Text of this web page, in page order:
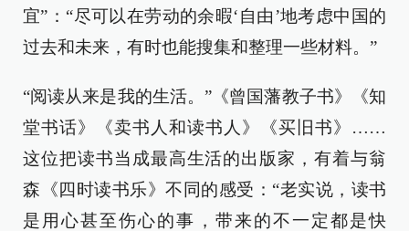
宜”：“尽可以在劳动的余暇‘自由’地考虑中国的
过去和未来，有时也能搜集和整理一些材料。”
“阅读从来是我的生活。”《曾国藩教子书》《知
堂书话》《卖书人和读书人》《买旧书》……
这位把读书当成最高生活的出版家，有着与翁
森《四时读书乐》不同的感受：“老实说，读书
是用心甚至伤心的事，带来的不一定都是快